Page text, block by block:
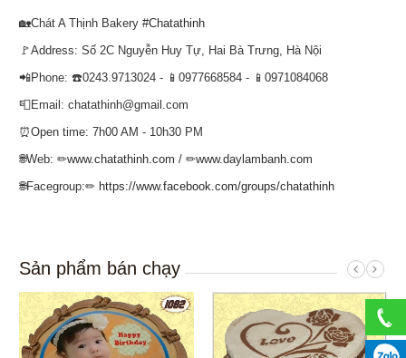
🏡Chát A Thịnh Bakery#Chatathinh
🚩Address: Số 2C Nguyễn Huy Tự, Hai Bà Trưng, Hà Nội
📲Phone: ☎️0243.9713024 - 📱0977668584 - 📱0971084068
📮Email: chatathinh@gmail.com
⏰Open time: 7h00 AM - 10h30 PM
🌐Web: ✏www.chatathinh.com / ✏www.daylambanh.com
🌐Facegroup:✏ https://www.facebook.com/groups/chatathinh
Sản phẩm bán chạy